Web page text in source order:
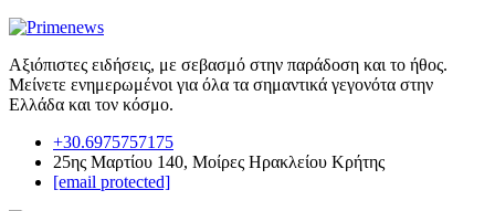
Αξιόπιστες ειδήσεις, με σεβασμό στην παράδοση και το ήθος.
Μείνετε ενημερωμένοι για όλα τα σημαντικά γεγονότα στην
Ελλάδα και τον κόσμο.
+30.6975757175
25ης Μαρτίου 140, Μοίρες Ηρακλείου Κρήτης
[email protected]